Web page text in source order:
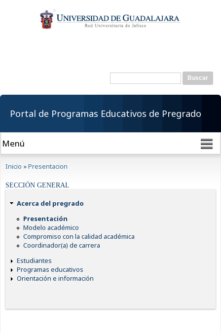
contenido
principal
Formulario de
Buscar
Portal de Programas Educativos de Pregrado
Inicio »Presentacion
SECCIÓN GENERAL
Acerca del pregrado
Presentación
Modelo académico
Compromiso con la calidad académica
Coordinador(a) de carrera
Estudiantes
Programas educativos
Orientación e información